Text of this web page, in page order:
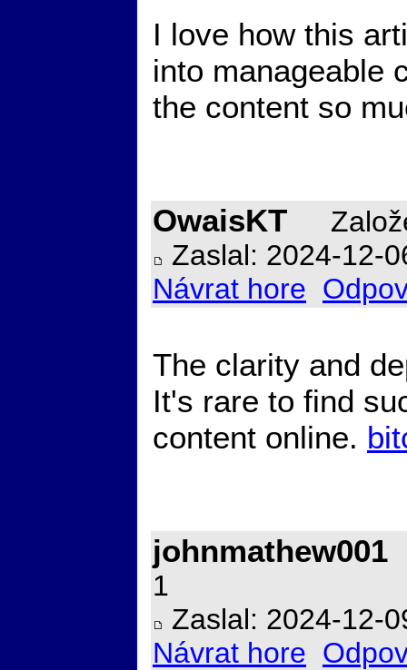
I love how this
into manageable
the content so
OwaisKT
Zaslal: 2024-12-
Návrat hore
The clarity and
It's rare to find
content online.
johnmathew001
1
Zaslal: 2024-12-
Návrat hore